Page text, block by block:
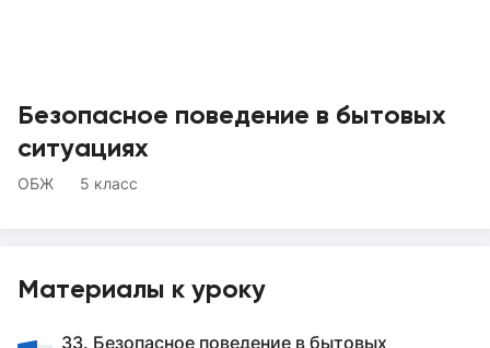
Безопасное поведение в бытовых
ситуациях
ОБЖ 5 класс
Материалы к уроку
33. Безопасное поведение в бытовых